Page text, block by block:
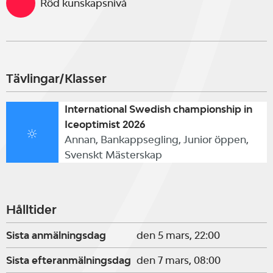
Schedule:
Saturday March 7 th
10:00-10:15 Registration
10:20 Skippers meeting
11:00 Practice races
16:30 No more starts
Sunday March 8 th
Röd kunskapsnivå
Tävlingar/Klasser
International Swedish championship in
Iceoptimist 2026
Annan, Bankappsegling, Junior öppen,
Svenskt Mästerskap
Hålltider
Sista anmälningsdag den 5 mars, 22:00
Sista efteranmälningsdag den 7 mars, 08:00